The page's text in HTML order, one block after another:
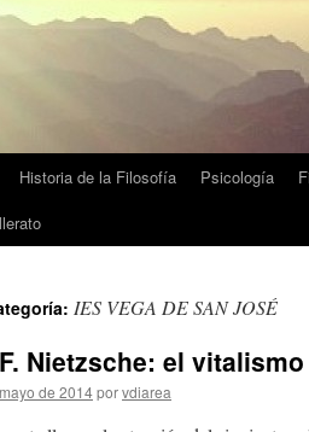
Historia de la Filosofía Psicología
IES VEGA DE SAN JOSÉ
Nietzsche: el vitalismo
de 2014porvdiarea